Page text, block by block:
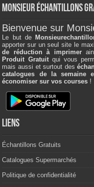
Monsieur échantillons
Bienvenue sur
Le but de
apporter sur un seul site le
de réduction à imprimer
Produit Gratuitqui vous
mais aussi et surtout des
catalogues de la semaine
économiser sur vos courses !
Liens
Échantillons Gratuits
Catalogues Supermarchés
Politique de confidentialité